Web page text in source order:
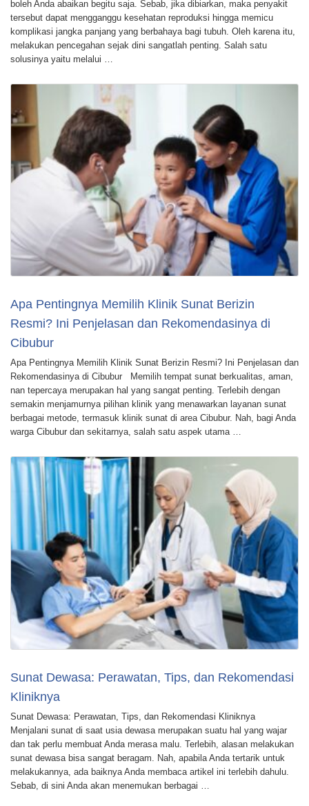
boleh Anda abaikan begitu saja. Sebab, jika dibiarkan, maka penyakit
tersebut dapat mengganggu kesehatan reproduksi hingga memicu
komplikasi jangka panjang yang berbahaya bagi tubuh. Oleh karena itu,
melakukan pencegahan sejak dini sangatlah penting. Salah satu
solusinya yaitu melalui …
Apa Pentingnya Memilih Klinik Sunat Berizin
Resmi? Ini Penjelasan dan Rekomendasinya di
Cibubur
Apa Pentingnya Memilih Klinik Sunat Berizin Resmi? Ini Penjelasan dan
Rekomendasinya di Cibubur Memilih tempat sunat berkualitas, aman,
nan tepercaya merupakan hal yang sangat penting. Terlebih dengan
semakin menjamurnya pilihan klinik yang menawarkan layanan sunat
berbagai metode, termasuk klinik sunat di area Cibubur. Nah, bagi Anda
warga Cibubur dan sekitarnya, salah satu aspek utama …
Sunat Dewasa: Perawatan, Tips, dan Rekomendasi
Kliniknya
Sunat Dewasa: Perawatan, Tips, dan Rekomendasi Kliniknya
Menjalani sunat di saat usia dewasa merupakan suatu hal yang wajar
dan tak perlu membuat Anda merasa malu. Terlebih, alasan melakukan
sunat dewasa bisa sangat beragam. Nah, apabila Anda tertarik untuk
melakukannya, ada baiknya Anda membaca artikel ini terlebih dahulu.
Sebab, di sini Anda akan menemukan berbagai …